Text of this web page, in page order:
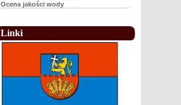
Ocena jakości wody
Linki